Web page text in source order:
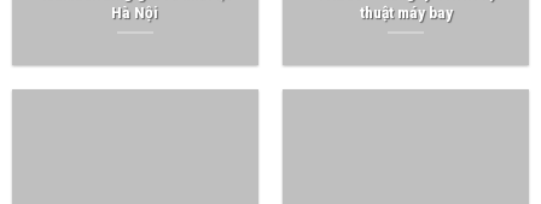
Hà Nội
thuật máy bay